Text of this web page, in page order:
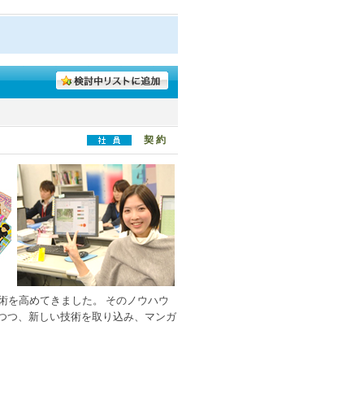
契 約
を高めてきました。 そのノウハウ
つ、新しい技術を取り込み、マンガ